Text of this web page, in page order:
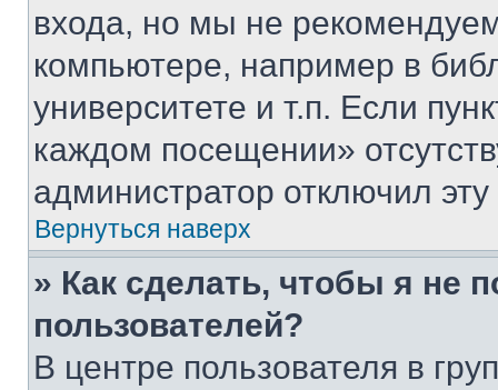
входа, но мы не
компьютере, например в
университете и т.п. Если
каждом посещении»
администратор отключил
Вернуться наверх
» Как сделать, чтобы я не
пользователей?
В центре пользователя в